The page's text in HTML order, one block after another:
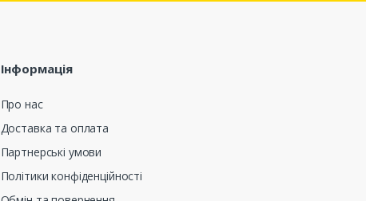
Інформація
Про нас
Доставка та оплата
Партнерські умови
Політики конфіденційності